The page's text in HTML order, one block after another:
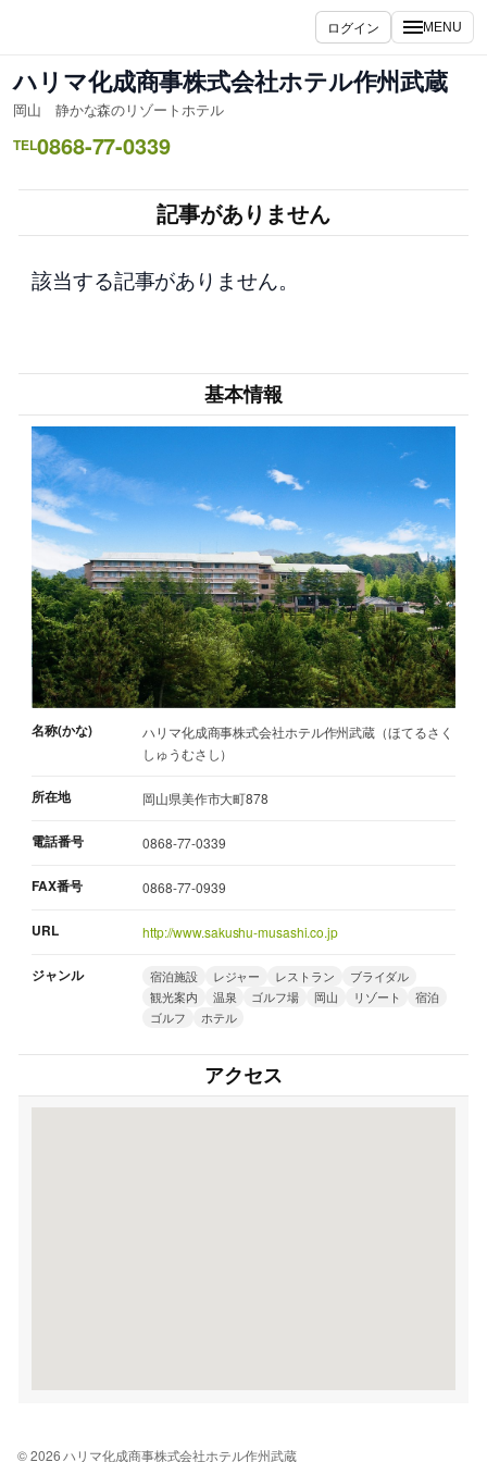
ス
キ
ッ
ログイン MENU
ハリマ化成商事株式会社ホテル作州武蔵
岡山 静かな森のリゾートホテル
TEL0868-77-0339
記事がありません
該当する記事がありません。
基本情報
名称(かな)
ハリマ化成商事株式会社ホテル作州武蔵（ほてるさく
しゅうむさし）
所在地 岡山県美作市大町878
電話番号 0868-77-0339
FAX番号 0868-77-0939
URL http://www.sakushu-musashi.co.jp
ジャンル 宿泊施設 レジャー レストラン
ブライダル
観光案内
温泉 ゴルフ場 岡山 リゾート
宿泊
ゴルフ
ホテル
アクセス
© 2026 ハリマ化成商事株式会社ホテル作州武蔵